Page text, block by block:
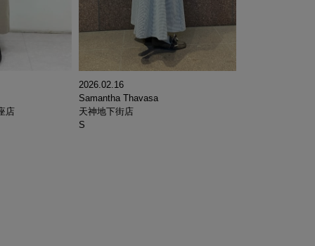
店
2026.02.16
Samantha Thavasa
天神地下街店
S